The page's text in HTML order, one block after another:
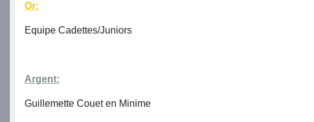
Or:
Equipe Cadettes/Juniors
Argent:
Guillemette Couet en Minime